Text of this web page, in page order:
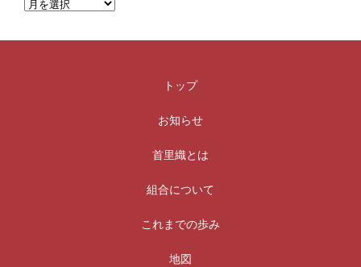
トップ
お知らせ
首里織とは
組合について
これまでの歩み
地図